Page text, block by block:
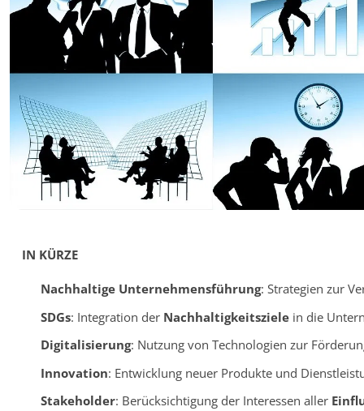
IN KÜRZE
Nachhaltige Unternehmensführung: Strategien zur
SDGs: Integration der Nachhaltigkeitszielein die
Digitalisierung: Nutzung von Technologien zur
Innovation: Entwicklung neuer Produkte und
Stakeholder: Berücksichtigung der Interessen aller